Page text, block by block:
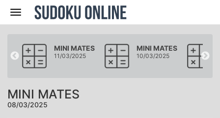
Navegación
MINI MATES
11/03/2025
MINI MATES
10/03/2025
MINI MATES
08/03/2025